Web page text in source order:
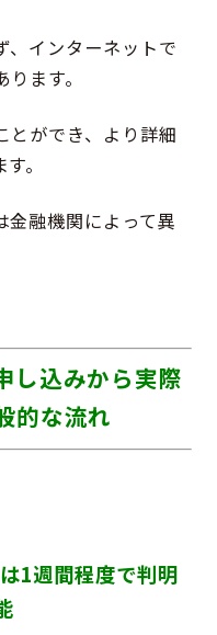
、インターネットで
ます。
とができ、より詳細
。
金融機関によって異
し込みから実際
的な流れ
1週間程度で判明